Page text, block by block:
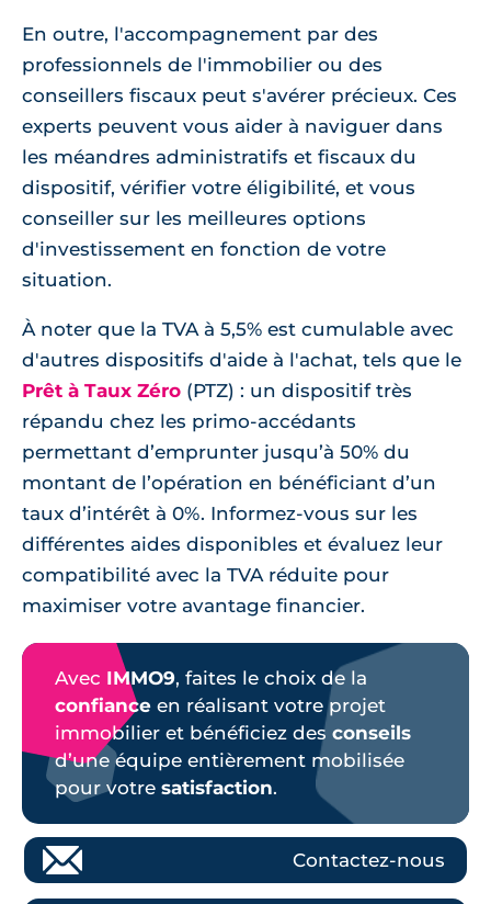
En outre, l'accompagnement par des
professionnels de l'immobilier ou des
conseillers fiscaux peut s'avérer précieux. Ces
experts peuvent vous aider à naviguer dans
les méandres administratifs et fiscaux du
dispositif, vérifier votre éligibilité, et vous
conseiller sur les meilleures options
d'investissement en fonction de votre
situation.
À noter que la TVA à 5,5% est cumulable avec
d'autres dispositifs d'aide à l'achat, tels que le
Prêt à Taux Zéro (PTZ) : un dispositif très
répandu chez les primo-accédants
permettant d’emprunter jusqu’à 50% du
montant de l’opération en bénéficiant d’un
taux d’intérêt à 0%. Informez-vous sur les
différentes aides disponibles et évaluez leur
compatibilité avec la TVA réduite pour
maximiser votre avantage financier.
Avec IMMO9, faites le choix de la
confiance en réalisant votre projet
immobilier et bénéficiez des conseils
d’une équipe entièrement mobilisée
pour votre satisfaction.
Contactez-nous